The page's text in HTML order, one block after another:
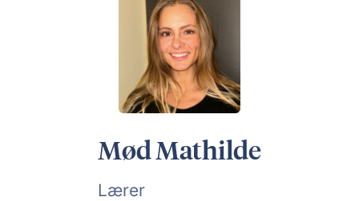
Hjælp til ordblinde
Kundeudtalelser
Mød Mathilde
Lærer